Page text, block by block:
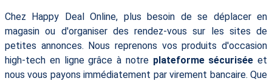
Chez Happy Deal Online, plus besoin de se déplacer en
magasin ou d'organiser des rendez-vous sur les sites de
petites annonces. Nous reprenons vos produits d'occasion
high-tech en ligne grâce à notre plateforme sécurisée et
nous vous payons immédiatement par virement bancaire. Que